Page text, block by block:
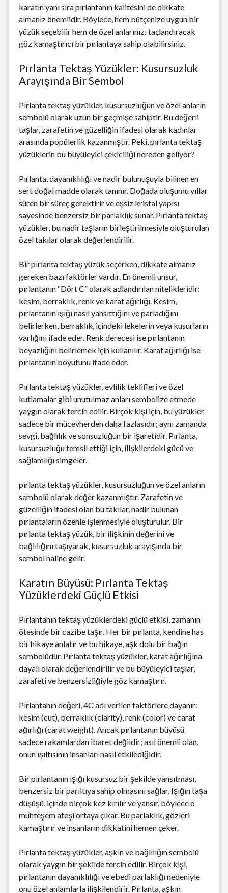
karatın yanı sıra pırlantanın kalitesini de dikkate
almanız önemlidir. Böylece, hem bütçenize uygun bir
yüzük seçebilir hem de özel anlarınızı taçlandıracak
göz kamaştırıcı bir pırlantaya sahip olabilirsiniz.
Pırlanta Tektaş Yüzükler: Kusursuzluk
Arayışında Bir Sembol
Pırlanta tektaş yüzükler, kusursuzluğun ve özel anların
sembolü olarak uzun bir geçmişe sahiptir. Bu değerli
taşlar, zarafetin ve güzelliğin ifadesi olarak kadınlar
arasında popülerlik kazanmıştır. Peki, pırlanta tektaş
yüzüklerin bu büyüleyici çekiciliği nereden geliyor?
Pırlanta, dayanıklılığı ve nadir bulunuşuyla bilinen en
sert doğal madde olarak tanınır. Doğada oluşumu yıllar
süren bir süreç gerektirir ve eşsiz kristal yapısı
sayesinde benzersiz bir parlaklık sunar. Pırlanta tektaş
yüzükler, bu nadir taşların birleştirilmesiyle oluşturulan
özel takılar olarak değerlendirilir.
Bir pırlanta tektaş yüzük seçerken, dikkate almanız
gereken bazı faktörler vardır. En önemli unsur,
pırlantanın “Dört C” olarak adlandırılan nitelikleridir:
kesim, berraklık, renk ve karat ağırlığı. Kesim,
pırlantanın ışığı nasıl yansıttığını ve parladığını
belirlerken, berraklık, içindeki lekelerin veya kusurların
varlığını ifade eder. Renk derecesi ise pırlantanın
beyazlığını belirlemek için kullanılır. Karat ağırlığı ise
pırlantanın boyutunu ifade eder.
Pırlanta tektaş yüzükler, evlilik teklifleri ve özel
kutlamalar gibi unutulmaz anları sembolize etmede
yaygın olarak tercih edilir. Birçok kişi için, bu yüzükler
sadece bir mücevherden daha fazlasıdır; aynı zamanda
sevgi, bağlılık ve sonsuzluğun bir işaretidir. Pırlanta,
kusursuzluğu temsil ettiği için, ilişkilerdeki gücü ve
sağlamlığı simgeler.
pırlanta tektaş yüzükler, kusursuzluğun ve özel anların
sembolü olarak değer kazanmıştır. Zarafetin ve
güzelliğin ifadesi olan bu takılar, nadir bulunan
pırlantaların özenle işlenmesiyle oluşturulur. Bir
pırlanta tektaş yüzük, bir ilişkinin değerini ve
bağlılığını taşıyarak, kusursuzluk arayışında bir
sembol haline gelir.
Karatın Büyüsü: Pırlanta Tektaş
Yüzüklerdeki Güçlü Etkisi
Pırlantanın tektaş yüzüklerdeki güçlü etkisi, zamanın
ötesinde bir cazibe taşır. Her bir pırlanta, kendine has
bir hikaye anlatır ve bu hikaye, aşk dolu bir bağın
sembolüdür. Pırlanta tektaş yüzükler, karat ağırlığına
dayalı olarak değerlendirilir ve bu büyüleyici taşlar,
zarafeti ve benzersizliğiyle göz kamaştırır.
Pırlantanın değeri, 4C adı verilen faktörlere dayanır:
kesim (cut), berraklık (clarity), renk (color) ve carat
ağırlığı (carat weight). Ancak pırlantanın büyüsü
sadece rakamlardan ibaret değildir; asıl önemli olan,
onun ışıltısının insanları nasıl etkilediğidir.
Bir pırlantanın ışığı kusursuz bir şekilde yansıtması,
benzersiz bir parıltıya sahip olmasını sağlar. Işığın taşa
düşüşü, içinde birçok kez kırılır ve yansır, böylece o
muhteşem ateşi ortaya çıkar. Bu parlaklık, gözleri
kamaştırır ve insanların dikkatini hemen çeker.
Pırlanta tektaş yüzükler, aşkın ve bağlılığın sembolü
olarak yaygın bir şekilde tercih edilir. Birçok kişi,
pırlantanın dayanıklılığı ve ebedi parlaklığı nedeniyle
onu özel anlamlarla ilişkilendirir. Pırlanta, aşkın